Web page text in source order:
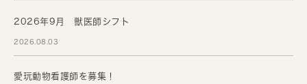
2026年9月 獣医師シフト
2026.08.03
愛玩動物看護師を募集！